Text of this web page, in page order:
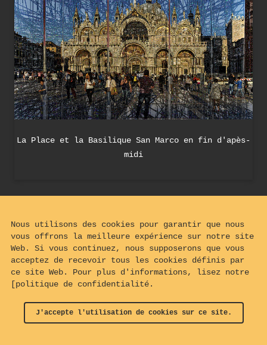
La Place et la Basilique San Marco en fin d'apès-
midi
Nous utilisons des cookies pour garantir que nous
vous offrons la meilleure expérience sur notre site
Web. Si vous continuez, nous supposerons que vous
acceptez de recevoir tous les cookies définis par
ce site Web. Pour plus d'informations, lisez notre
[politique de confidentialité.
J'accepte l'utilisation de cookies sur ce site.